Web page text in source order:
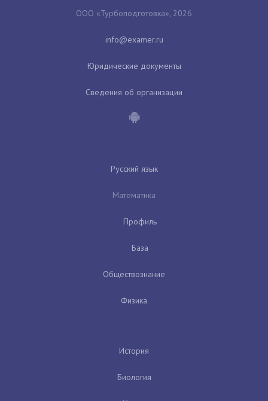
ООО «Турбоподготовка», 2026
Юридические документы
Сведения об организации
Русский язык
Математика
Профиль
База
Обществознание
Физика
История
Биология